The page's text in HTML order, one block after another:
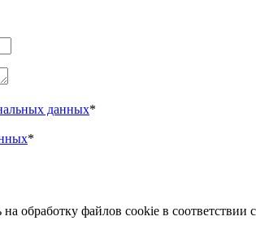
данных*
*
обработку файлов cookie в